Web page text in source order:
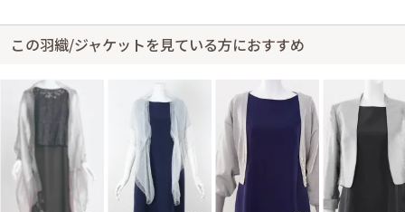
この羽織/ジャケットを見ている方におすすめ